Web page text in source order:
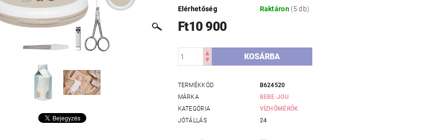
Elérhetőség Raktáron (5 db)
Ft10 900
TERMÉKKÓD
B624520
MÁRKA
BEBE-JOU
KATEGÓRIA
VÍZHŐMÉRŐK
JÓTÁLLÁS
24